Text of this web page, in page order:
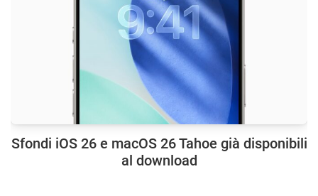
Sfondi iOS 26 e macOS 26 Tahoe già disponibili
al download